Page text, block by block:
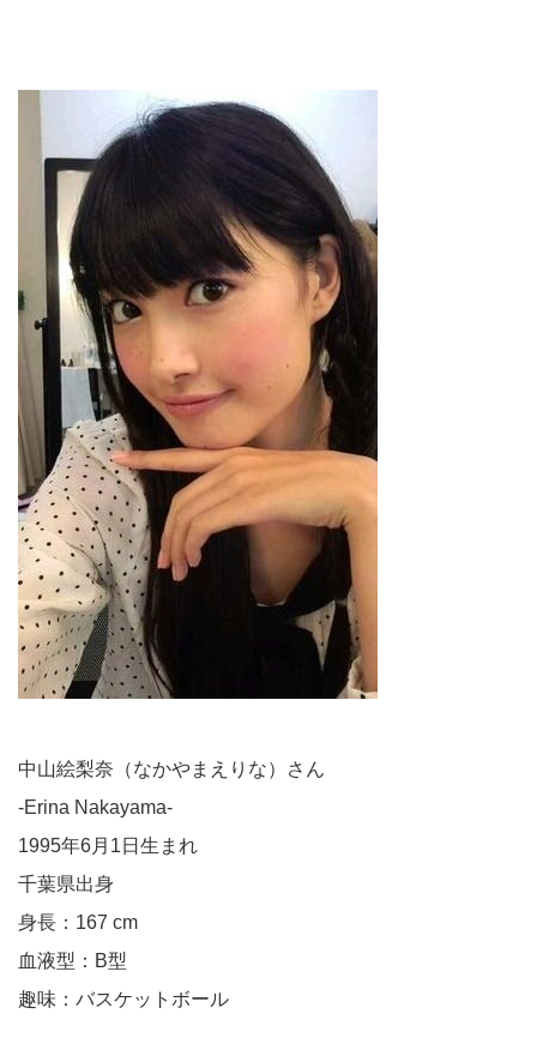
中山絵梨奈（なかやまえりな）さん
-Erina Nakayama-
1995年6月1日生まれ
千葉県出身
身長：167 cm
血液型：B型
趣味：バスケットボール